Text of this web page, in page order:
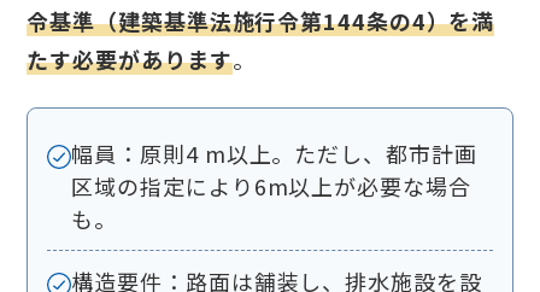
令基準（建築基準法施行令第144条の4）を満
たす必要があります。
幅員：原則4 m以上。ただし、都市計画
区域の指定により6m以上が必要な場合
も。
構造要件：路面は舗装し、排水施設を設